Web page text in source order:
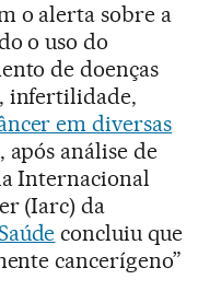
o alerta sobre a
o uso do
de doenças
infertilidade,
em diversas
após análise de
Internacional
(Iarc) da
concluiu que
cancerígeno”